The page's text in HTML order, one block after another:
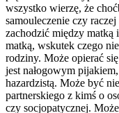
wszystko wierzę, że
samouleczenie czy
zachodzić między matką
matką, wskutek czego
rodziny. Może opierać
jest nałogowym
hazardzistą. Może być
partnerskiego z kimś o
czy socjopatycznej.